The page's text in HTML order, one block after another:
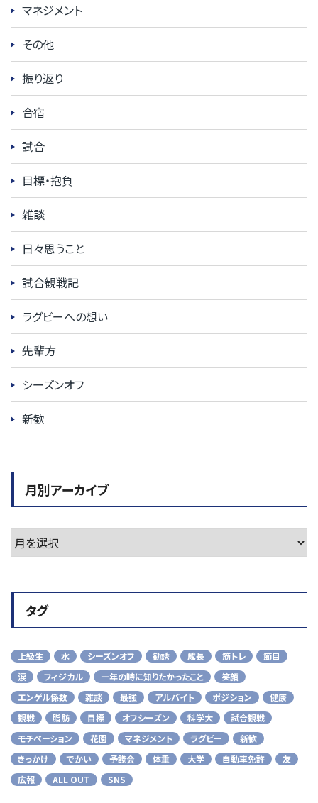
マネジメント
その他
振り返り
合宿
試合
目標・抱負
雑談
日々思うこと
試合観戦記
ラグビーへの想い
先輩方
シーズンオフ
新歓
月別アーカイブ
タグ
上級生 水 シーズンオフ 勧誘 成長 筋トレ
節目
涙
フィジカル 一年の時に知りたかったこと
笑顔
エンゲル係数
雑談 最強 アルバイト ポジション
健康
観戦
脂肪 目標 オフシーズン 科学大
試合観戦
モチベーション
花園 マネジメント ラグビー
新歓
きっかけ
でかい 予餞会 体重 大学 自動車免許
友
広報
ALL OUT SNS